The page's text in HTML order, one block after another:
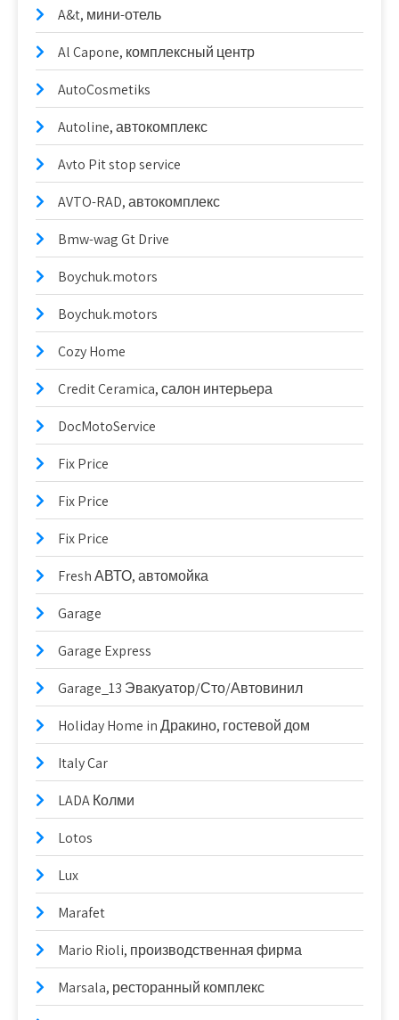
A&t, мини-отель
Al Capone, комплексный центр
AutoCosmetiks
Autoline, автокомплекс
Avto Pit stop service
AVTO-RAD, автокомплекс
Bmw-wag Gt Drive
Boychuk.motors
Boychuk.motors
Cozy Home
Credit Ceramica, салон интерьера
DocMotoService
Fix Price
Fix Price
Fix Price
Fresh АВТО, автомойка
Garage
Garage Express
Garage_13 Эвакуатор/Сто/Автовинил
Holiday Home in Дракино, гостевой дом
Italy Car
LADA Колми
Lotos
Lux
Marafet
Mario Rioli, производственная фирма
Marsala, ресторанный комплекс